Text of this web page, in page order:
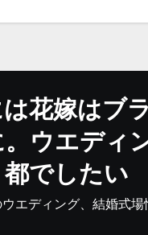
花嫁はブ
ウエディ
都でしたい
エディング、結婚式場